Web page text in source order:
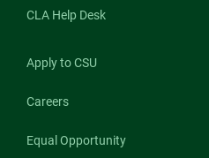
CLA Help Desk
Apply to CSU
Careers
Equal Opportunity